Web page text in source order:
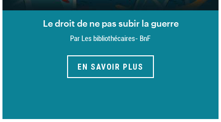
Le droit de ne pas subir la guerre
Par Les bibliothécaires- BnF
EN SAVOIR PLUS